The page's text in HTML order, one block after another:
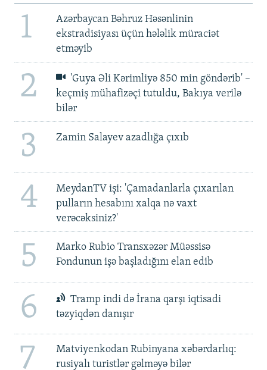
1
Azərbaycan Bəhruz Həsənlinin
ekstradisiyası üçün hələlik müraciət
etməyib
2
'Guya Əli Kərimliyə 850 min göndərib' –
keçmiş mühafizəçi tutuldu, Bakıya verilə
bilər
3 Zamin Salayev azadlığa çıxıb
4
MeydanTV işi: 'Çamadanlarla çıxarılan
pulların hesabını xalqa nə vaxt
verəcəksiniz?'
5
Marko Rubio Transxəzər Müəssisə
Fondunun işə başladığını elan edib
6
Tramp indi də İrana qarşı iqtisadi
təzyiqdən danışır
7
Matviyenkodan Rubinyana xəbərdarlıq:
rusiyalı turistlər gəlməyə bilər